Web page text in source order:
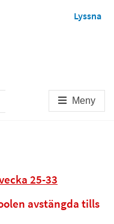
Lyssna
Meny
25-33
avstängda tills